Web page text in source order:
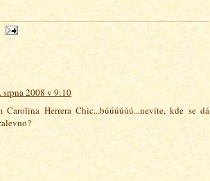
srpna 2008 v 9:10
Carolina Herrera Chic...búúúúúú...nevíte, kde se dá